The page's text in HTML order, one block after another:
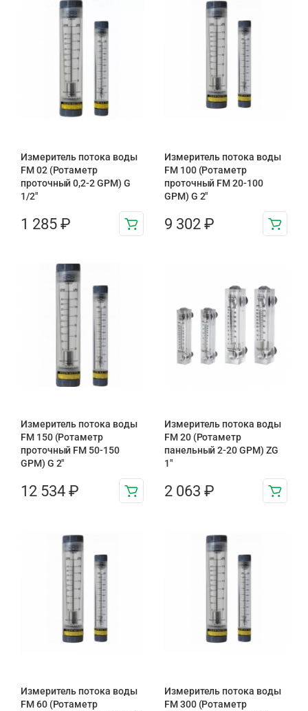
Измеритель потока воды
FM 02 (Ротаметр
проточный 0,2-2 GPM) G
1/2″
1 285 ₽
Измеритель потока воды
FM 100 (Ротаметр
проточный FM 20-100
GPM) G 2″
9 302 ₽
Измеритель потока воды
FM 150 (Ротаметр
проточный FM 50-150
GPM) G 2″
12 534 ₽
Измеритель потока воды
FM 20 (Ротаметр
панельный 2-20 GPM) ZG
1″
2 063 ₽
Измеритель потока воды
FM 60 (Ротаметр
Измеритель потока воды
FM 300 (Ротаметр